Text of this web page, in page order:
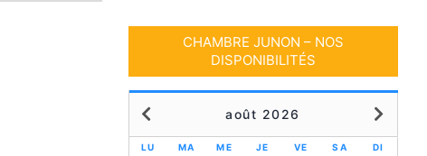
CHAMBRE JUNON – NOS
DISPONIBILITÉS
août 2026
LU MA ME JE VE SA DI